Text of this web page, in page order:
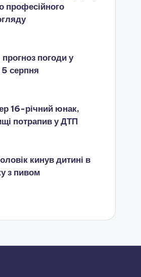
професійного
погоди у
серпня
16-річний юнак,
потрапив у ДТП
кинув дитині в
з пивом